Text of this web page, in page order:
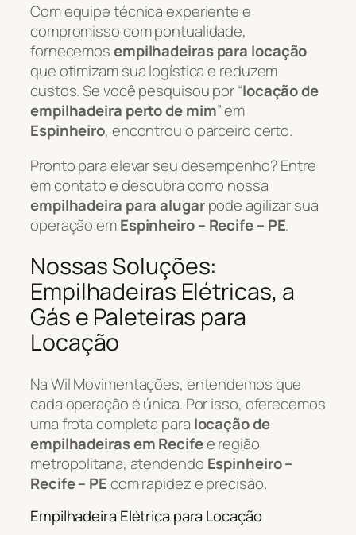
Com equipe técnica experiente e
compromisso com pontualidade,
fornecemosempilhadeiras para locação
que otimizam sua logística e reduzem
custos. Se você pesquisou por “locação de
empilhadeira perto de mim” em
Espinheiro, encontrou o parceiro certo.
Pronto para elevar seu desempenho? Entre
em contato e descubra como nossa
empilhadeira para alugarpode agilizar sua
operação emEspinheiro – Recife – PE.
Nossas Soluções:
Empilhadeiras Elétricas, a
Gás e Paleteiras para
Locação
Na Wil Movimentações, entendemos que
cada operação é única. Por isso, oferecemos
uma frota completa para locação de
empilhadeiras em Recifee região
metropolitana, atendendo Espinheiro –
Recife – PEcom rapidez e precisão.
Empilhadeira Elétrica para Locação